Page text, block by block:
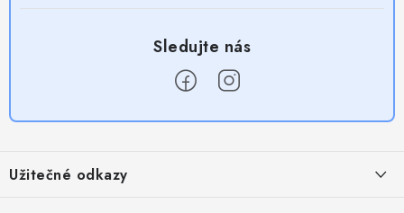
pUžitečné odkazy